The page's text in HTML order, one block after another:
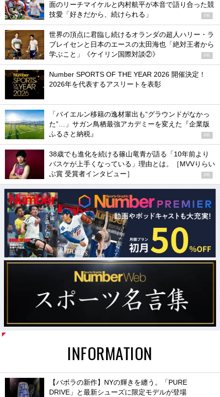
面のリーチマイケルと内村航平が本音で語り合った競
技愛「好きだから、続けられる」
PR
世界の頂点に君臨し続けるオランダの超人ハリー・ラ
ブレイセンと日本のエースの太田海也「絶対王者から
学ぶこと」《ケイリン国際対談②》
PR
Number SPORTS OF THE YEAR 2026 開催決定！
2026年を代表するアスリートを表彰
「バイエルン移籍の逸材輩出も“グラウンドがなかっ
た”…」サガン鳥栖最強アカデミーを変えた『企業版
ふるさと納税』
PR
38歳でも進化を続ける篠山竜青が語る「10年前より
バスケが上手くなっている」理由とは。［MVVりらい
ぶ賞 受賞者インタビュー］
PR
INFORMATION
【バボラの新作】NYの輝きを纏う。「PURE
DRIVE」と最新シューズに限定モデルが登場